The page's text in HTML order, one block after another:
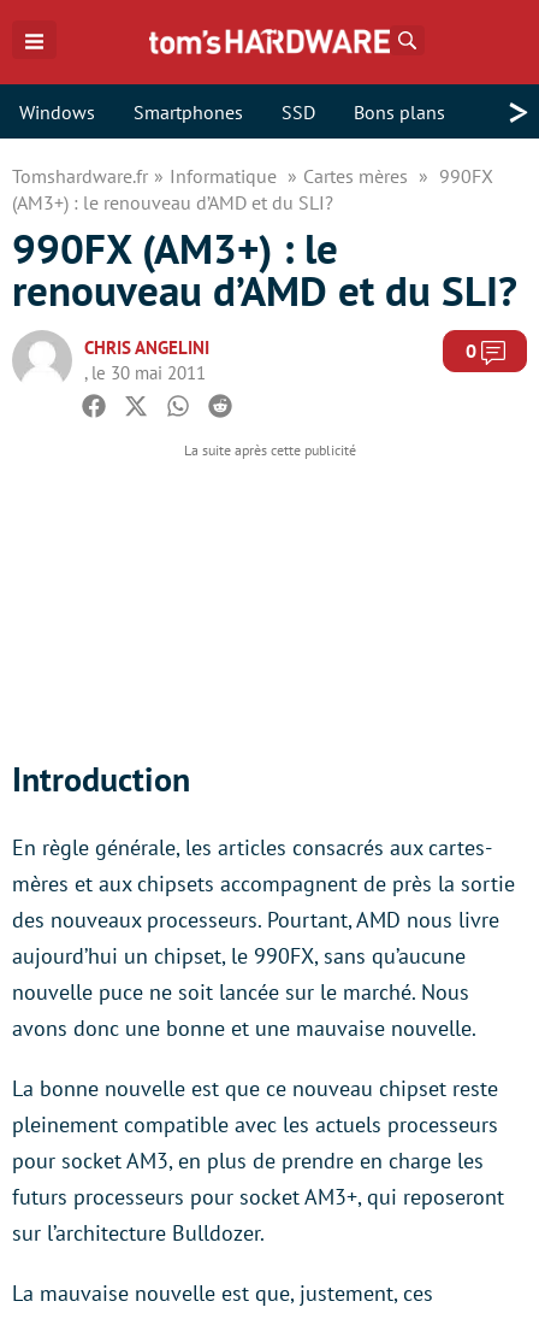
Windows Smartphones SSD Bons plans >
Tomshardware.fr Informatique Cartes mères
990FX
(AM3+) : le renouveau d’AMD et du SLI?
990FX (AM3+) : le
renouveau d’AMD et du SLI?
CHRIS ANGELINI
, le 30 mai 2011
0
Facebook
TwitterWhatsapp
Reddit
Introduction
En règle générale, les articles consacrés aux cartes-
mères et aux chipsets accompagnent de près la sortie
des nouveaux processeurs. Pourtant, AMD nous livre
aujourd’hui un chipset, le 990FX, sans qu’aucune
nouvelle puce ne soit lancée sur le marché. Nous
avons donc une bonne et une mauvaise nouvelle.
La bonne nouvelle est que ce nouveau chipset reste
pleinement compatible avec les actuels processeurs
pour socket AM3, en plus de prendre en charge les
futurs processeurs pour socket AM3+, qui reposeront
sur l’architecture Bulldozer.
La mauvaise nouvelle est que, justement, ces